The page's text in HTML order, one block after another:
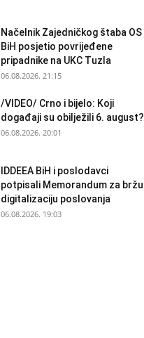
Načelnik Zajedničkog štaba OS
BiH posjetio povrijeđene
pripadnike na UKC Tuzla
06.08.2026. 21:15
/VIDEO/ Crno i bijelo: Koji
događaji su obilježili 6. august?
06.08.2026. 20:01
IDDEEA BiH i poslodavci
potpisali Memorandum za bržu
digitalizaciju poslovanja
06.08.2026. 19:03